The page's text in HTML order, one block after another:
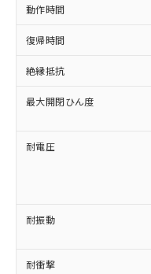
動作時間
復帰時間
絶縁抵抗
最大開閉ひん度
耐電圧
耐振動
耐衝撃
以下の条件をお
本サービ
商品の当
(税抜)を
当社制御
本サービ
ことをご
在庫状況
記載して
タに基づ
対応予定：EU
有に対応した
商品です。
対応予定なし
非含有に非対応
調査・確認中：
非含有の対応
非該当品：ラ
害物質有無と
仕入先様の事
いたものが、
むを得ず変更
鉛(Pb) 1000ppm以
「○」：最大均
基準値以下で
「×」：最大均
基準値を超え
「－」：未確
*中国RoHS10物質
為替およ
（以下｢規
または国